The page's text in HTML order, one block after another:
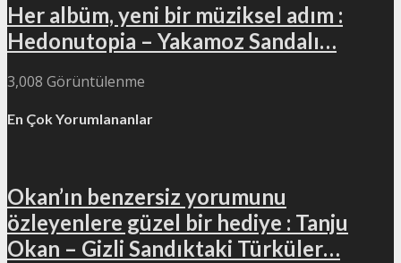
Her albüm, yeni bir müziksel adım :
Hedonutopia – Yakamoz Sandalı…
3,008 Görüntülenme
En Çok Yorumlananlar
Okan’ın benzersiz yorumunu
özleyenlere güzel bir hediye : Tanju
Okan – Gizli Sandıktaki Türküler…